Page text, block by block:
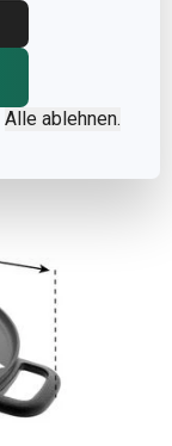
Alle ablehnen.